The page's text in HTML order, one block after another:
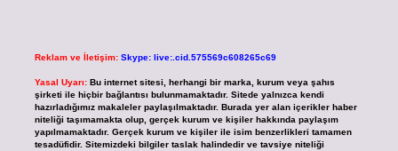
Reklam ve İletişim: Skype: live:.cid.575569c608265c69
Yasal Uyarı: Bu internet sitesi, herhangi bir marka, kurum veya şahıs
şirketi ile hiçbir bağlantısı bulunmamaktadır. Sitede yalnızca kendi
hazırladığımız makaleler paylaşılmaktadır. Burada yer alan içerikler haber
niteliği taşımamakta olup, gerçek kurum ve kişiler hakkında paylaşım
yapılmamaktadır. Gerçek kurum ve kişiler ile isim benzerlikleri tamamen
tesadüfidir. Sitemizdeki bilgiler taslak halindedir ve tavsiye niteliği